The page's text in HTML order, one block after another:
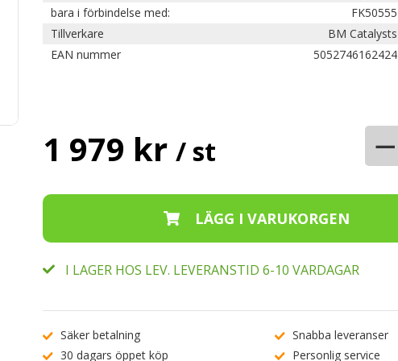
bara i förbindelse med:
FK50555
Tillverkare
BM Catalysts
EAN nummer
5052746162424
1 979 kr / st −
I LAGER HOS LEV. LEVERANSTID 6-10 VARDAGAR
Säker betalning
Snabba leveranser
30 dagars öppet köp
Personlig service